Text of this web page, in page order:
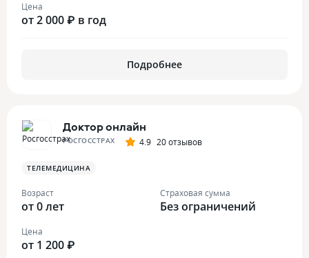
Цена
от 2 000 ₽ в год
Подробнее
Доктор онлайн
РОСГОССТРАХ 4.9 20 отзывов
ТЕЛЕМЕДИЦИНА
Возраст
от 0 лет
Страховая сумма
Без ограничений
Цена
от 1 200 ₽